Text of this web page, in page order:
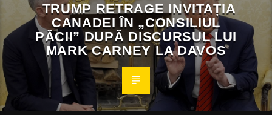
TRUMP RETRAGE INVITAȚIA
CANADEI ÎN „CONSILIUL
PĂCII” DUPĂ DISCURSUL LUI
MARK CARNEY LA DAVOS